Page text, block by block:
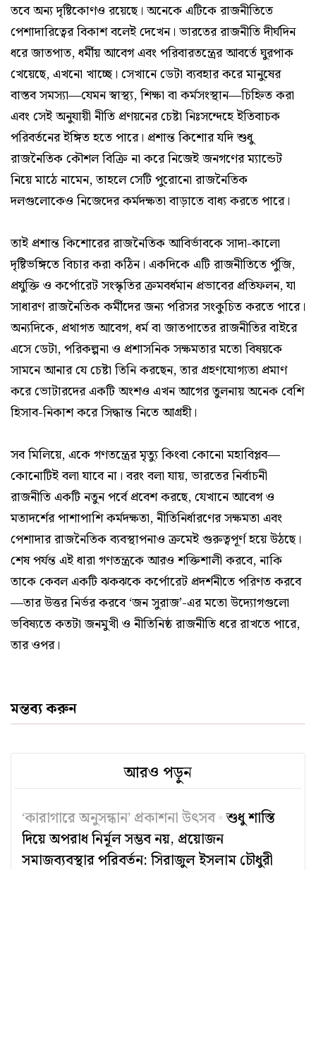
তবে অন্য দৃষ্টিকোণও রয়েছে। অনেকে এটিকে রাজনীতিতে
পেশাদারিত্বের বিকাশ বলেই দেখেন। ভারতের রাজনীতি দীর্ঘদিন
ধরে জাতপাত, ধর্মীয় আবেগ এবং পরিবারতন্ত্রের আবর্তে ঘুরপাক
খেয়েছে, এখনো খাচ্ছে। সেখানে ডেটা ব্যবহার করে মানুষের
বাস্তব সমস্যা—যেমন স্বাস্থ্য, শিক্ষা বা কর্মসংস্থান—চিহ্নিত করা
এবং সেই অনুযায়ী নীতি প্রণয়নের চেষ্টা নিঃসন্দেহে ইতিবাচক
পরিবর্তনের ইঙ্গিত হতে পারে। প্রশান্ত কিশোর যদি শুধু
রাজনৈতিক কৌশল বিক্রি না করে নিজেই জনগণের ম্যান্ডেট
নিয়ে মাঠে নামেন, তাহলে সেটি পুরোনো রাজনৈতিক
দলগুলোকেও নিজেদের কর্মদক্ষতা বাড়াতে বাধ্য করতে পারে।
তাই প্রশান্ত কিশোরের রাজনৈতিক আবির্ভাবকে সাদা-কালো
দৃষ্টিভঙ্গিতে বিচার করা কঠিন। একদিকে এটি রাজনীতিতে পুঁজি,
প্রযুক্তি ও কর্পোরেট সংস্কৃতির ক্রমবর্ধমান প্রভাবের প্রতিফলন, যা
সাধারণ রাজনৈতিক কর্মীদের জন্য পরিসর সংকুচিত করতে পারে।
অন্যদিকে, প্রথাগত আবেগ, ধর্ম বা জাতপাতের রাজনীতির বাইরে
এসে ডেটা, পরিকল্পনা ও প্রশাসনিক সক্ষমতার মতো বিষয়কে
সামনে আনার যে চেষ্টা তিনি করছেন, তার গ্রহণযোগ্যতা প্রমাণ
করে ভোটারদের একটি অংশও এখন আগের তুলনায় অনেক বেশি
হিসাব-নিকাশ করে সিদ্ধান্ত নিতে আগ্রহী।
সব মিলিয়ে, একে গণতন্ত্রের মৃত্যু কিংবা কোনো মহাবিপ্লব—
কোনোটিই বলা যাবে না। বরং বলা যায়, ভারতের নির্বাচনী
রাজনীতি একটি নতুন পর্বে প্রবেশ করছে, যেখানে আবেগ ও
মতাদর্শের পাশাপাশি কর্মদক্ষতা, নীতিনির্ধারণের সক্ষমতা এবং
পেশাদার রাজনৈতিক ব্যবস্থাপনাও ক্রমেই গুরুত্বপূর্ণ হয়ে উঠছে।
শেষ পর্যন্ত এই ধারা গণতন্ত্রকে আরও শক্তিশালী করবে, নাকি
তাকে কেবল একটি ঝকঝকে কর্পোরেট প্রদর্শনীতে পরিণত করবে
—তার উত্তর নির্ভর করবে ‘জন সুরাজ’-এর মতো উদ্যোগগুলো
ভবিষ্যতে কতটা জনমুখী ও নীতিনিষ্ঠ রাজনীতি ধরে রাখতে পারে,
তার ওপর।
মন্তব্য করুন
আরও পড়ুন
‘কারাগারে অনুসন্ধান’ প্রকাশনা উৎসব শুধু শাস্তি
দিয়ে অপরাধ নির্মূল সম্ভব নয়, প্রয়োজন
সমাজব্যবস্থার পরিবর্তন: সিরাজুল ইসলাম চৌধুরী